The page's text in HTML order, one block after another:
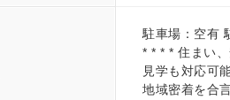
駐車場：空有
* * * * 住まい
見学も対応可
地域密着を合